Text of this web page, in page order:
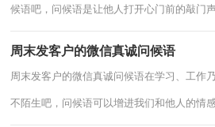
候语吧，问候语是让他人打开心门前的敲门
周末发客户的微信真诚问候语
周末发客户的微信真诚问候语在学习、工作
不陌生吧，问候语可以增进我们和他人的情